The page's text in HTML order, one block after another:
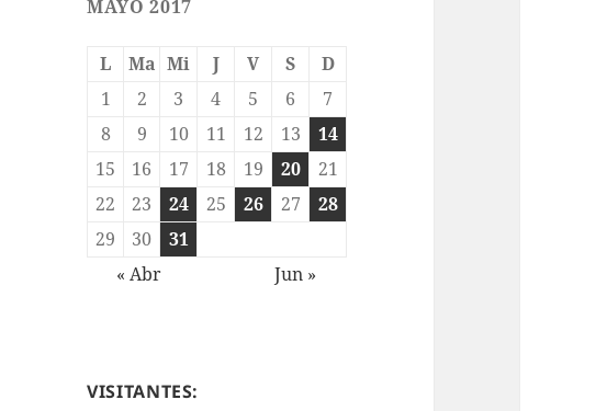
MAYO 2017
L Ma Mi J V S
D
1
2 3 4 5 6
7
8
9 10 11 12 13
14
15
16 17 18 19 20
21
22
23 24 25 26 27
28
29
30
31
« Abr
Jun »
VISITANTES: